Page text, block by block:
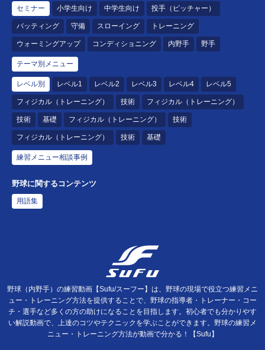
セミナー 小学生向け 中学生向け 投手（ピッチャー）
バッティング 守備 スローイング トレーニング
ウォーミングアップ コンディショニング 内野手 野手
テーマ別メニュー
レベル別 レベル1 レベル2 レベル3 レベル4 レベル5
フィジカル（トレーニング） 技術 フィジカル（トレーニング）
技術 基礎 フィジカル（トレーニング） 技術
フィジカル（トレーニング） 技術 基礎
練習メニュー相談事例
野球に関するコンテンツ
用語集
野球（内野手）の練習動画【Sufu/スーフー】は、野球の現場で役立つ練習メニ
ュー・トレーニング方法を提供することで、野球の指導者・トレーナー・コー
チ・選手など多くの方の助けになることを目指します。初心者でも分かりやす
い解説動画で、上達のコツやテクニックを学ぶことができます。野球の練習メ
ニュー・トレーニング方法が動画で分かる！【Sufu】